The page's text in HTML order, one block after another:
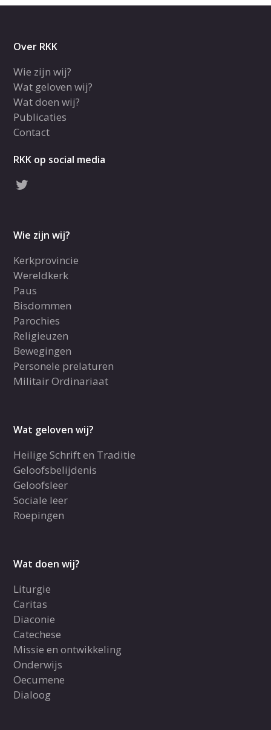
Over RKK
Wie zijn wij?
Wat geloven wij?
Wat doen wij?
Publicaties
Contact
RKK op social media
Wie zijn wij?
Kerkprovincie
Wereldkerk
Paus
Bisdommen
Parochies
Religieuzen
Bewegingen
Personele prelaturen
Militair Ordinariaat
Wat geloven wij?
Heilige Schrift en Traditie
Geloofsbelijdenis
Geloofsleer
Sociale leer
Roepingen
Wat doen wij?
Liturgie
Caritas
Diaconie
Catechese
Missie en ontwikkeling
Onderwijs
Oecumene
Dialoog